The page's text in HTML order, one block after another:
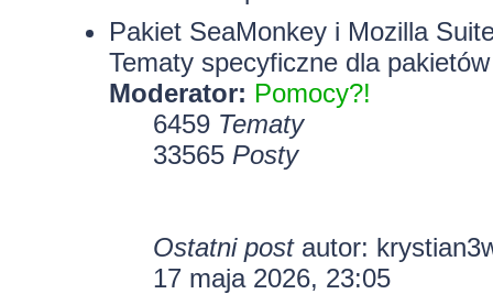
Pakiet SeaMonkey i Mozilla
Tematy specyficzne dla
Moderator: Pomocy?!
6459 Tematy
33565 Posty
Ostatni postautor:
17 maja 2026, 23:05